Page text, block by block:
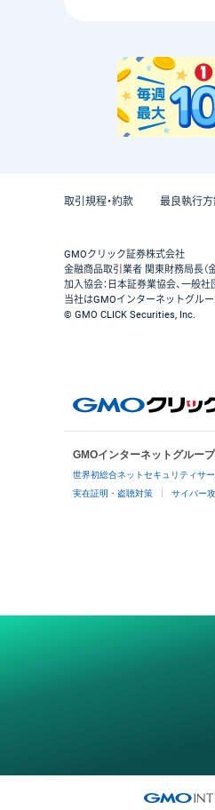
取引規程・約款 最良執行
GMOクリック証券株式会社
金融商品取引業者 関東財務局長（
加入協会：日本証券業協会、一般
当社はGMOインターネットグルー
© GMO CLICK Securities, Inc.
GMOインターネットグルー
世界初総合ネットセキュリティサ
実在証明・盗聴対策 サイバー